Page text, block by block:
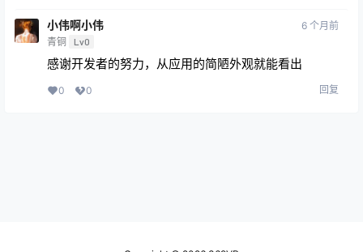
小伟啊小伟
青铜 Lv0
6 个月前
感谢开发者的努力，从应用的简陋外观就能看出
0 0 回复